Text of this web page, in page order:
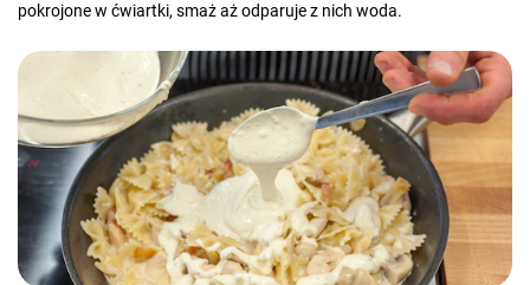
pokrojone w ćwiartki, smaż aż odparuje z nich woda.